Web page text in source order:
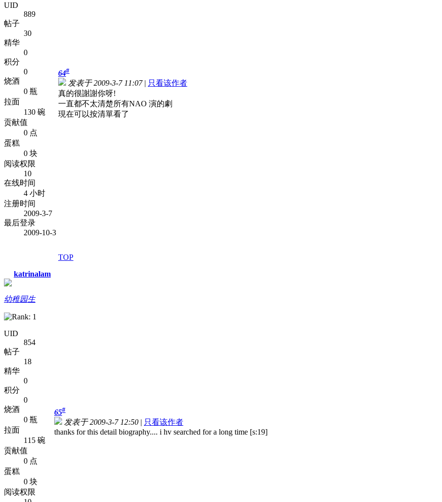
UID
889
帖子
30
精华
0
积分
0
烧酒
0 瓶
拉面
130 碗
贡献值
0 点
蛋糕
0 块
阅读权限
10
在线时间
4 小时
注册时间
2009-3-7
最后登录
2009-10-3
64#
发表于 2009-3-7 11:07| 只看该作者
真的很謝謝你呀!
一直都不太清楚所有NAO 演的劇
現在可以按清單看了
TOP
katrinalam
幼稚园生
UID
854
帖子
18
精华
0
积分
0
烧酒
0 瓶
拉面
115 碗
贡献值
0 点
蛋糕
0 块
阅读权限
65#
发表于 2009-3-7 12:50 | 只看该作者
thanks for this detail biography.... i hv searched for a long time [s:19]